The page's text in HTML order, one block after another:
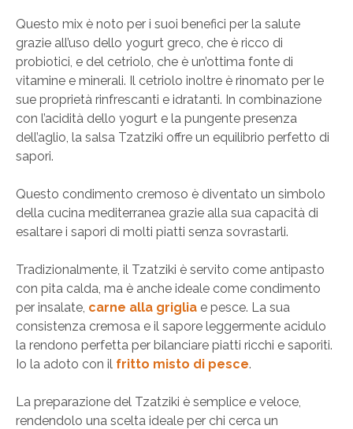
Questo mix è noto per i suoi benefici per la salute
grazie all’uso dello yogurt greco, che è ricco di
probiotici, e del cetriolo, che è un’ottima fonte di
vitamine e minerali. Il cetriolo inoltre è rinomato per le
sue proprietà rinfrescanti e idratanti. In combinazione
con l’acidità dello yogurt e la pungente presenza
dell’aglio, la salsa Tzatziki offre un equilibrio perfetto di
sapori.
Questo condimento cremoso è diventato un simbolo
della cucina mediterranea grazie alla sua capacità di
esaltare i sapori di molti piatti senza sovrastarli.
Tradizionalmente, il Tzatziki è servito come antipasto
con pita calda, ma è anche ideale come condimento
per insalate, carne alla griglia e pesce. La sua
consistenza cremosa e il sapore leggermente acidulo
la rendono perfetta per bilanciare piatti ricchi e saporiti.
Io la adoto con il fritto misto di pesce.
La preparazione del Tzatziki è semplice e veloce,
rendendolo una scelta ideale per chi cerca un